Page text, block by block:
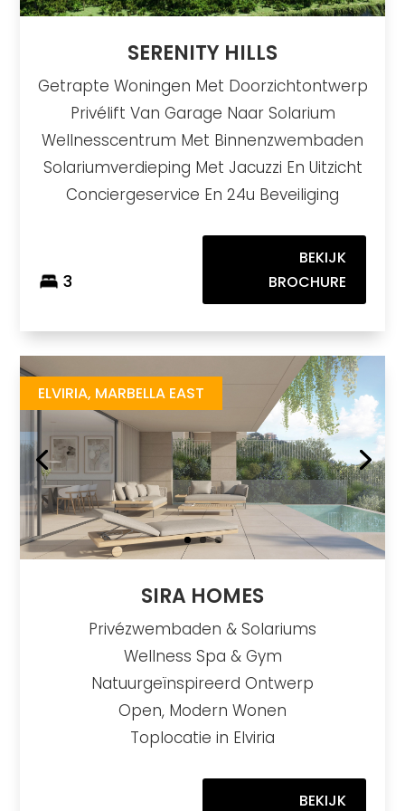
SERENITY HILLS
Getrapte Woningen Met Doorzichtontwerp
Privélift Van Garage Naar Solarium
Wellnesscentrum Met Binnenzwembaden
Solariumverdieping Met Jacuzzi En Uitzicht
Conciergeservice En 24u Beveiliging
3
BEKIJK
BROCHURE
ELVIRIA, MARBELLA EAST
SIRA HOMES
Privézwembaden & Solariums
Wellness Spa & Gym
Natuurgeïnspireerd Ontwerp
Open, Modern Wonen
Toplocatie in Elviria
BEKIJK